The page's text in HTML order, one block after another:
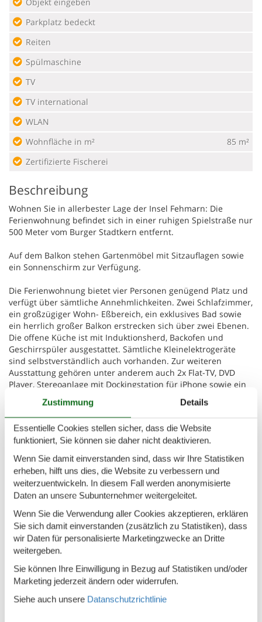
Parkplatz bedeckt
Reiten
Spülmaschine
TV
TV international
WLAN
Wohnfläche in m²
85 m²
Zertifizierte Fischerei
Beschreibung
Wohnen Sie in allerbester Lage der Insel Fehmarn: Die
Ferienwohnung befindet sich in einer ruhigen Spielstraße nur
500 Meter vom Burger Stadtkern entfernt.
Auf dem Balkon stehen Gartenmöbel mit Sitzauflagen sowie
ein Sonnenschirm zur Verfügung.
Die Ferienwohnung bietet vier Personen genügend Platz und
verfügt über sämtliche Annehmlichkeiten. Zwei Schlafzimmer,
ein großzügiger Wohn- Eßbereich, ein exklusives Bad sowie
ein herrlich großer Balkon erstrecken sich über zwei Ebenen.
Die offene Küche ist mit Induktionsherd, Backofen und
Geschirrspüler ausgestattet. Sämtliche Kleinelektrogeräte
sind selbstverständlich auch vorhanden. Zur weiteren
Ausstattung gehören unter anderem auch 2x Flat-TV, DVD
Player, Stereoanlage mit Dockingstation für iPhone sowie ein
Zum Yachthafen in Burgstaaken sind es nur 800 Meter und
zum weitläufigen Südstrand 2500 Meter. Der Golfplatz in
Wulfen liegt nur 2000 Meter weit entfernt. Die Vermieter
organisieren für ihre Gäste auch gerne individuelle Boots -
und Angelausflüge.
Die Wohnung selbst befindet sich in einem neuwertigen
Doppelhaus in bevorzugter Lage. Ein Stellplatz befindet sich
direkt am Haus. Die Wohnung ist auch für Allergiker
hervorragend geeignet. Bei Bedarf können Fahrräder sowie
ein Motorroller direkt am Haus mit angemietet werden.
Handtücher und Bettwäsche werden nicht gestellt. Haustiere
Gäste.
Basisinformationen
Zustimmung Details
Essentielle Cookies stellen sicher, dass die Website
funktioniert, Sie können sie daher nicht deaktivieren.
Wenn Sie damit einverstanden sind, dass wir Ihre Statistiken
erheben, hilft uns dies, die Website zu verbessern und
weiterzuentwickeln. In diesem Fall werden anonymisierte
Daten an unsere Subunternehmer weitergeleitet.
Wenn Sie die Verwendung aller Cookies akzeptieren, erklären
Sie sich damit einverstanden (zusätzlich zu Statistiken), dass
wir Daten für personalisierte Marketingzwecke an Dritte
weitergeben.
Sie können Ihre Einwilligung in Bezug auf Statistiken und/oder
Marketing jederzeit ändern oder widerrufen.
Siehe auch unsere Datanschutzrichtlinie